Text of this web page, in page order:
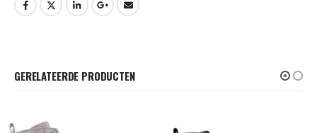
GERELATEERDE PRODUCTEN